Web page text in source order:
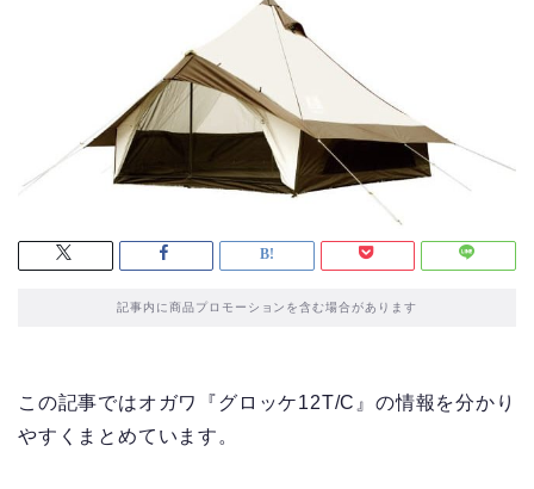
記事内に商品プロモーションを含む場合があります
この記事ではオガワ『グロッケ12T/C』の情報を分かり
やすくまとめています。